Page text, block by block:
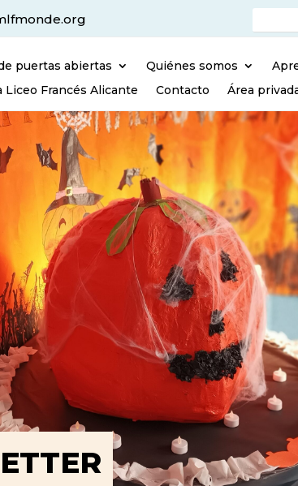
puertas abiertas Quiénes somos
Liceo Francés Alicante
Contacto Área